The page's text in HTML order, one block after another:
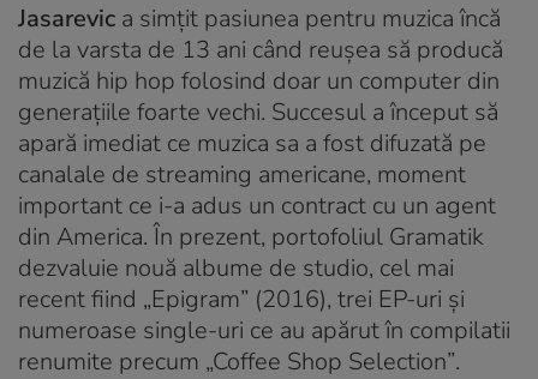
Jasarevic a simțit pasiunea pentru muzica încă
de la varsta de 13 ani când reușea să producă
muzică hip hop folosind doar un computer din
generațiile foarte vechi. Succesul a început să
apară imediat ce muzica sa a fost difuzată pe
canalale de streaming americane, moment
important ce i-a adus un contract cu un agent
din America. În prezent, portofoliul Gramatik
dezvaluie nouă albume de studio, cel mai
recent fiind „Epigram” (2016), trei EP-uri și
numeroase single-uri ce au apărut în compilatii
renumite precum „Coffee Shop Selection”.